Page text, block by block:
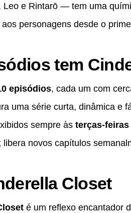
e Rintarō — tem uma
personagens desde o
tem
episódios, cada um com
uma série curta, dinâmica e
sempre às terças-feiras
libera novos capítulos
Closet
é um reflexo encantador